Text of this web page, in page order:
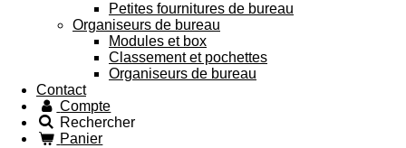
Petites fournitures de bureau
Organiseurs de bureau
Modules et box
Classement et pochettes
Organiseurs de bureau
Contact
Compte
Rechercher
Panier